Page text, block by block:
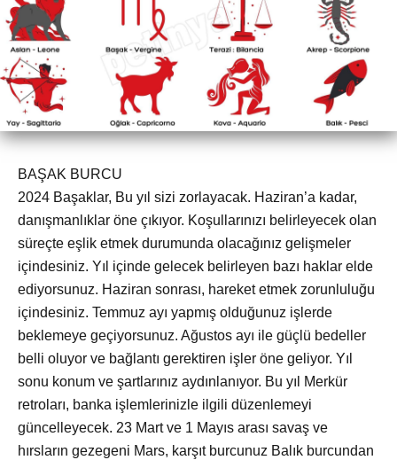
BAŞAK BURCU
2024 Başaklar, Bu yıl sizi zorlayacak. Haziran’a kadar,
danışmanlıklar öne çıkıyor. Koşullarınızı belirleyecek olan
süreçte eşlik etmek durumunda olacağınız gelişmeler
içindesiniz. Yıl içinde gelecek belirleyen bazı haklar elde
ediyorsunuz. Haziran sonrası, hareket etmek zorunluluğu
içindesiniz. Temmuz ayı yapmış olduğunuz işlerde
beklemeye geçiyorsunuz. Ağustos ayı ile güçlü bedeller
belli oluyor ve bağlantı gerektiren işler öne geliyor. Yıl
sonu konum ve şartlarınız aydınlanıyor. Bu yıl Merkür
retroları, banka işlemlerinizle ilgili düzenlemeyi
güncelleyecek. 23 Mart ve 1 Mayıs arası savaş ve
hırsların gezegeni Mars, karşıt burcunuz Balık burcundan